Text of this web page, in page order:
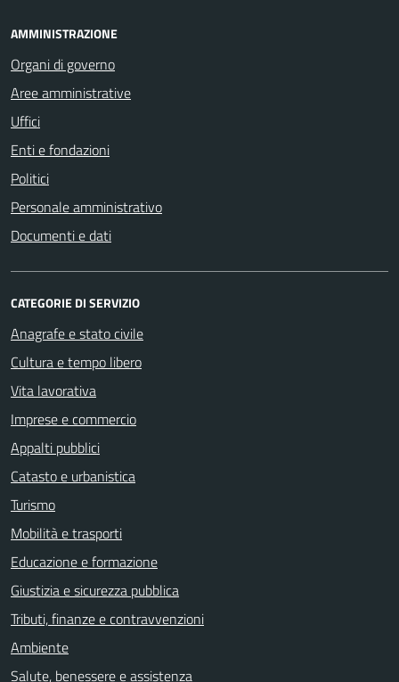
AMMINISTRAZIONE
Organi di governo
Aree amministrative
Uffici
Enti e fondazioni
Politici
Personale amministrativo
Documenti e dati
CATEGORIE DI SERVIZIO
Anagrafe e stato civile
Cultura e tempo libero
Vita lavorativa
Imprese e commercio
Appalti pubblici
Catasto e urbanistica
Turismo
Mobilità e trasporti
Educazione e formazione
Giustizia e sicurezza pubblica
Tributi, finanze e contravvenzioni
Ambiente
Salute, benessere e assistenza